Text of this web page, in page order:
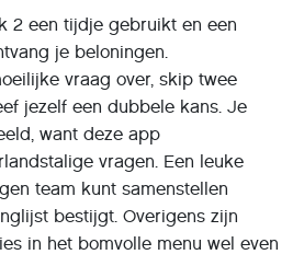
2 een tijdje gebruikt en een
je beloningen.
vraag over, skip twee
jezelf een dubbele kans. Je
want deze app
vragen. Een leuke
team kunt samenstellen
bestijgt. Overigens zijn
in het bomvolle menu wel even